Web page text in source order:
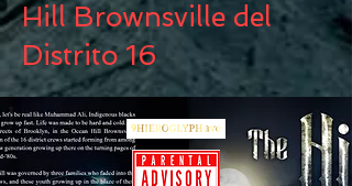
Hill Brownsville del
Distrito 16